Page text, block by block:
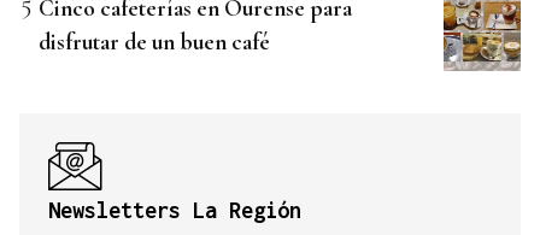
Cinco cafeterías en Ourense para
disfrutar de un buen café
Newsletters La Región